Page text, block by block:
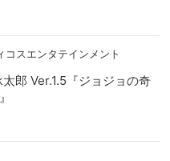
コスエンタテインメント
郎 Ver.1.5『ジョジョの奇